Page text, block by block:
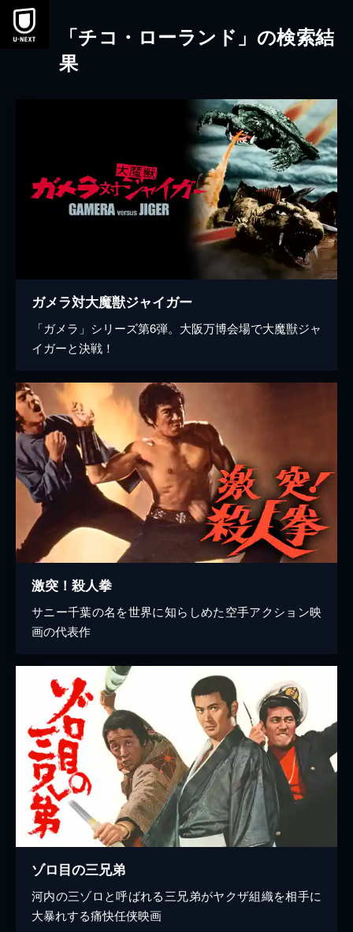
本文へスキップ
「チコ・ローランド」の検索結
果
ガメラ対大魔獣ジャイガー
「ガメラ」シリーズ第6弾。大阪万博会場で大魔獣ジャ
イガーと決戦！
激突！殺人拳
サニー千葉の名を世界に知らしめた空手アクション映
画の代表作
ゾロ目の三兄弟
河内の三ゾロと呼ばれる三兄弟がヤクザ組織を相手に
大暴れする痛快任侠映画